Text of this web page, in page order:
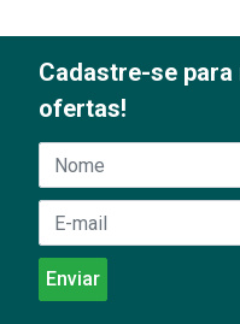
Cadastre-se
ofertas!